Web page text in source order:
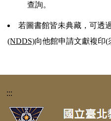
查詢。
若圖書館皆未典藏，可透
(NDDS)向他館申請文獻複印(
:::